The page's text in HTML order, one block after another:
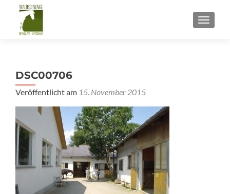
DSC00706
Veröffentlicht am 15. November 2015